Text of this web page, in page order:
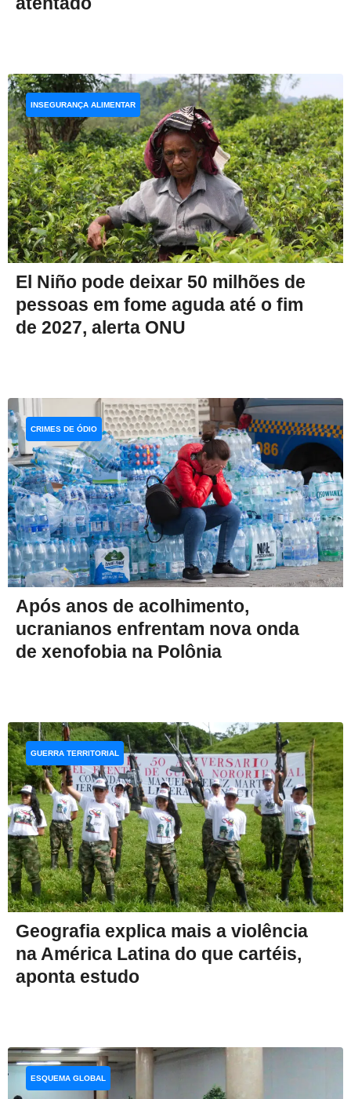
El Niño pode deixar 50 milhões de
pessoas em fome aguda até o fim
de 2027, alerta ONU
INSEGURANÇA ALIMENTAR
Após anos de acolhimento,
ucranianos enfrentam nova onda
de xenofobia na Polônia
CRIMES DE ÓDIO
Geografia explica mais a violência
na América Latina do que cartéis,
aponta estudo
GUERRA TERRITORIAL
ESQUEMA GLOBAL